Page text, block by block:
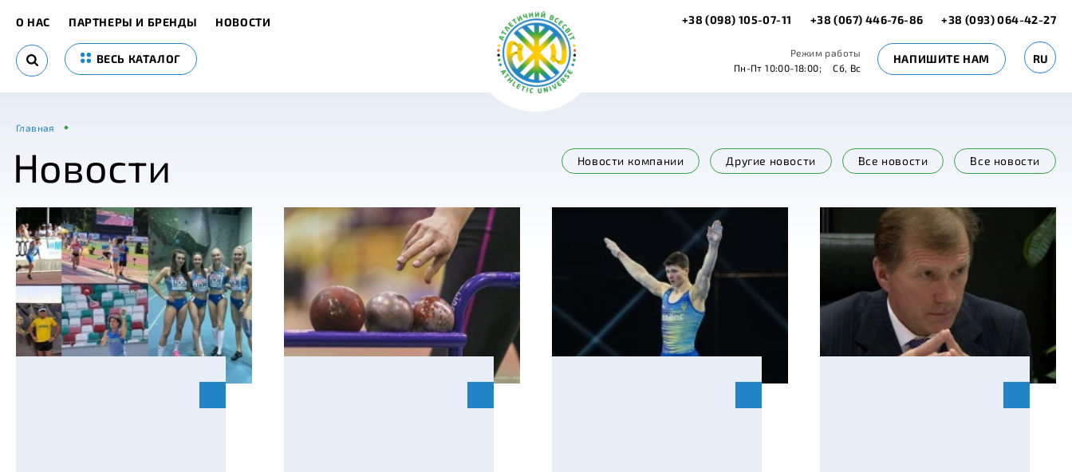
О НАС ПАРТНЕРЫ И БРЕНДЫ НОВОСТИ
ВЕСЬ КАТАЛОГ
+38 (098) 105-07-11 +38 (067) 446-76-86 +38 (093) 064-42-27
Режим работы
Пн-Пт 10:00-18:00;
Сб, Вс
НАПИШИТЕ НАМ RU
Главная
Новости Новости компании Другие новости Все новости Все новости